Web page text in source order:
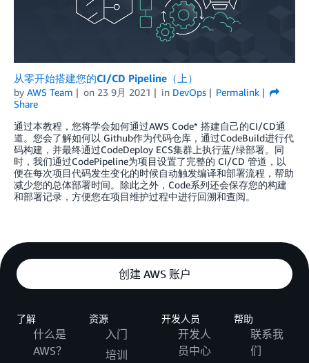
从零开始搭建您的CI/CD Pipeline（上）
by AWS Team on 23 9月 2021 in DevOps
Permalink
Share
通过本教程，您将学会如何通过AWS Code* 搭建自己的CI/CD通
道。您会了解如何以 Github作为代码仓库，通过CodeBuild进行代
码构建，并最终通过CodeDeploy ECS集群上执行蓝/绿部署。同
时，我们通过CodePipeline为项目设置了完整的 CI/CD 管道，以
便在每次项目代码发生变化的时候自动触发编译和部署流程，帮助
减少您的总体部署时间。除此之外，Code系列还会保存您的构建
和部署记录，方便您在项目维护过程中进行回溯和查阅。
创建 AWS 账户
了解
什么是
AWS？
资源
入门
培训
开发人员
开发人
员中心
帮助
联系我
们